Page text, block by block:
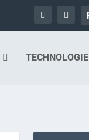
TECHNOLOGIE